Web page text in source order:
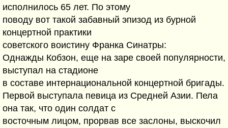
исполнилось 65 лет. По этому
поводу вот такой забавный эпизод из бурной
концертной практики
советского воистину Франка Синатры:
Однажды Кобзон, еще на заре своей популярности,
выступал на стадионе
в составе интернациональной концертной бригады.
Первой выступала певица из Средней Азии. Пела
она так, что один солдат с
восточным лицом, прорвав все заслоны, выскочил